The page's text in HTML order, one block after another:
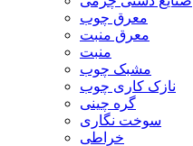
معرق چوب
معرق منبت
منبت
مشبک چوب
نازک کاری چوب
گره چینی
سوخت نگاری
خراطی